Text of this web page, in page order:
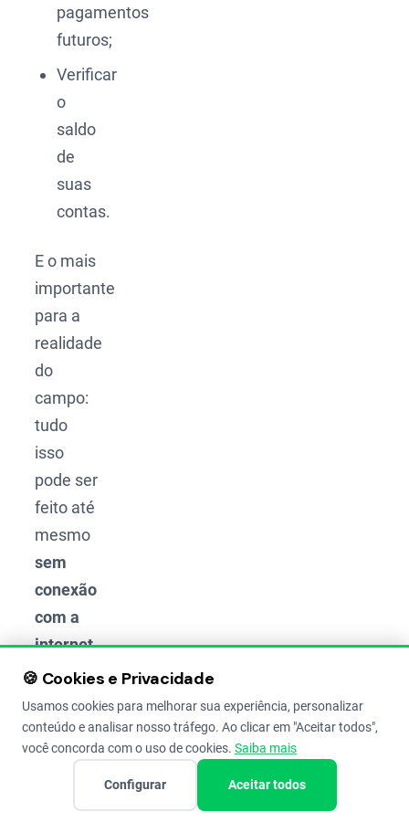
pagamentos
futuros;
Verificar
o
saldo
de
suas
contas.
E o mais
importante
para a
realidade
do
campo:
tudo
isso
pode ser
feito até
mesmo
sem
conexão
com a
internet,
pois
sabemos
que a
conectividade
🍪 Cookies e Privacidade
Usamos cookies para melhorar sua experiência, personalizar
conteúdo e analisar nosso tráfego. Ao clicar em "Aceitar todos",
você concorda com o uso de cookies. Saiba mais
Configurar Aceitar todos